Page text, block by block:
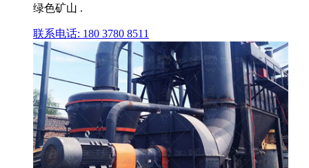
绿色矿山 .
联系电话: 180 3780 8511